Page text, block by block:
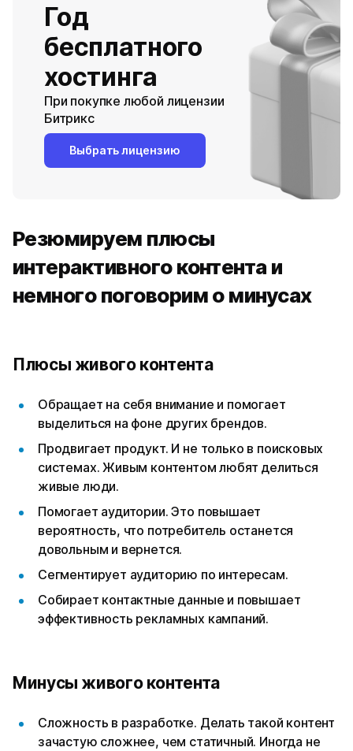
Год
бесплатного
хостинга
При покупке любой лицензии
Битрикс
Выбрать лицензию
Резюмируем плюсы
интерактивного контента и
немного поговорим о минусах
Плюсы живого контента
Обращает на себя внимание и помогает
выделиться на фоне других брендов.
Продвигает продукт. И не только в поисковых
системах. Живым контентом любят делиться
живые люди.
Помогает аудитории. Это повышает
вероятность, что потребитель останется
довольным и вернется.
Сегментирует аудиторию по интересам.
Собирает контактные данные и повышает
эффективность рекламных кампаний.
Минусы живого контента
Сложность в разработке. Делать такой контент
зачастую сложнее, чем статичный. Иногда не